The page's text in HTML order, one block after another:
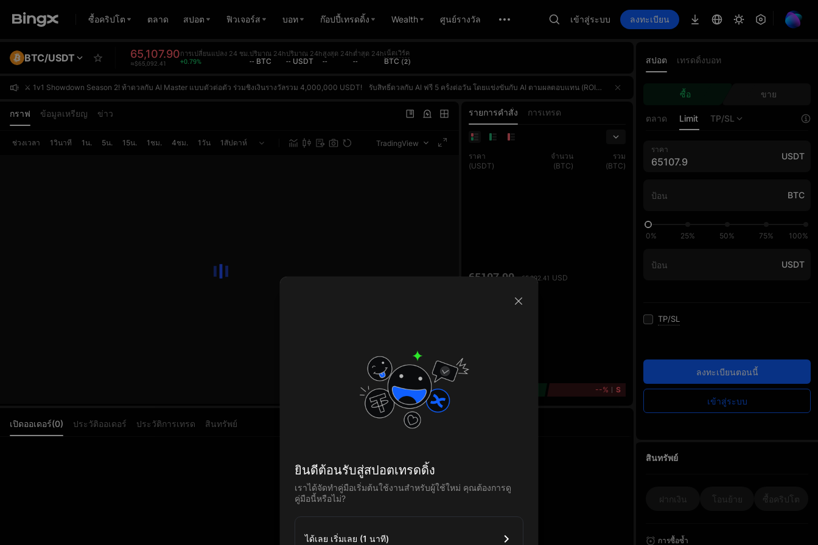
ซื้อคริปโต ตลาด สปอต ฟิวเจอร์ส บอท ก๊อปปี้เทรดดิ้ง Wealth ศูนย์รางวัล เข้าสู่ระบบ ลงทะเบียน
BTC/USDT 65,107.90
≈$65,092.41
การเปลี่ยนแปลง 24 ชม.
+0.79%
ปริมาณ 24h
-- BTC
ปริมาณ 24h
-- USDT
สูงสุด 24h
--
ต่ำสุด 24h
--
เน็ตเวิร์ค
BTC (2)
⚔️ 1v1 Showdown Season 2! ท้าดวลกับ AI Master แบบตัวต่อตัว ร่วมชิงเงินรางวัลรวม 4,000,000 USDT!
รับสิทธิ์ดวลกับ AI ฟรี 5 ครั้งต่อวัน โดยแข่งขันกับ AI ตามผลตอบแทน (ROI) จริงของคุณ ชนะเพื่อสะสมคะแนนและไต่ระดับในการจัดอันดับรายวัน รางวัลสำหรับผู้ชนะอันดับ 1 ประจำวันสูงถึง 10,000 USDT และทุกการเทรดฟิวเจอร์สของคุณยังถูกนับรวมในกิจกรรมการแข่งขันปริมาณการเทรด ซึ่งผู้ชนะอันดับ 1 ในแต่ละเฟสจะได้รับรางวัลพิเศษ 100,000 USDT เข้าร่วมครั้งเดียวแต่ได้รับรางวัลถึงสองต่อ!ลงทะเบียนตอนนี้ ท้าดวล AI Master และร่วมชิงรางวัลรวม 4,000,000 USDT! 🌟 ไฮไลท์ของงานรางวัลรวมกว่า 4,000,000 USDT — รางวัลของทั้งสามส่ว
กราฟ ข้อมูลเหรียญ ข่าว
ช่วงเวลา 1วินาที 1น. 5น. 15น. 1ชม. 4ชม. 1วัน 1สัปดาห์ TradingView
รายการคำสั่ง การเทรด
ราคา
(USDT)
จำนวน
(BTC)
รวม
(BTC)
65107.90 65,092.41 USD
--% S
สปอต เทรดดิ้งบอท
ซื้อ ขาย
ตลาด Limit TP/SL
ราคา
USDT
BTC
0% 25% 50% 75% 100%
USDT
TP/SL
ลงทะเบียนตอนนี้
เข้าสู่ระบบ
สินทรัพย์
ฝากเงิน โอนย้าย ซื้อคริปโต
การซื้อซ้ำ
เปิดออเดอร์(0) ประวัติออเดอร์ ประวัติการเทรด สินทรัพย์
ยินดีต้อนรับสู่สปอตเทรดดิ้ง
เราได้จัดทำคู่มือเริ่มต้นใช้งานสำหรับผู้ใช้ใหม่ คุณต้องการดู
คู่มือนี้หรือไม่?
ได้เลย เริ่มเลย (1 นาที)